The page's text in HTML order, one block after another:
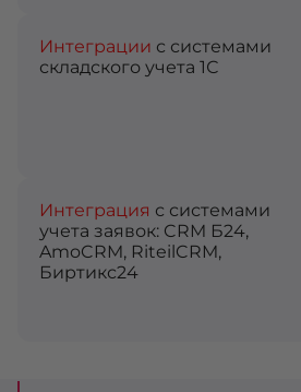
Интеграции с системами
складского учета 1С
Интеграция с системами
учета заявок: CRM Б24,
AmoCRM, RiteilCRM,
Биртикс24